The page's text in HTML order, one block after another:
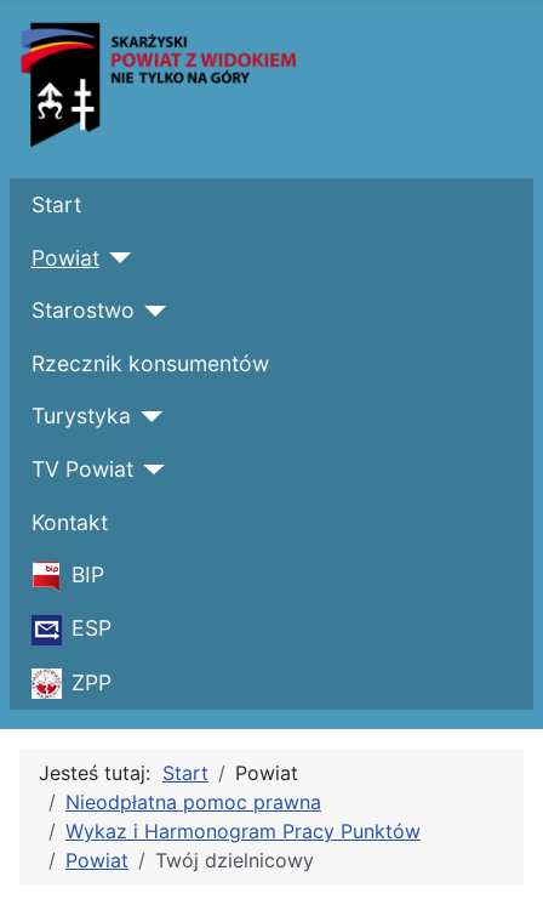
Start
Powiat
Starostwo
Rzecznik konsumentów
Turystyka
TV Powiat
Kontakt
BIP
ESP
ZPP
Jesteś tutaj: Start
Powiat
Nieodpłatna pomoc prawna
Wykaz i Harmonogram Pracy Punktów
Powiat
Twój dzielnicowy